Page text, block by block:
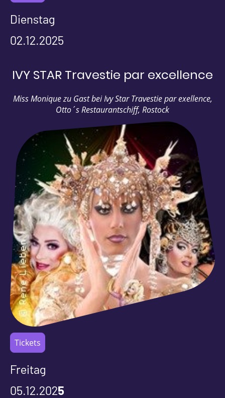
Dienstag
02.12.2025
IVY STAR Travestie par excellence
Miss Monique zu Gast bei Ivy Star Travestie par exellence,
Otto´s Restaurantschiff, Rostock
Tickets
Freitag
05.12.2025